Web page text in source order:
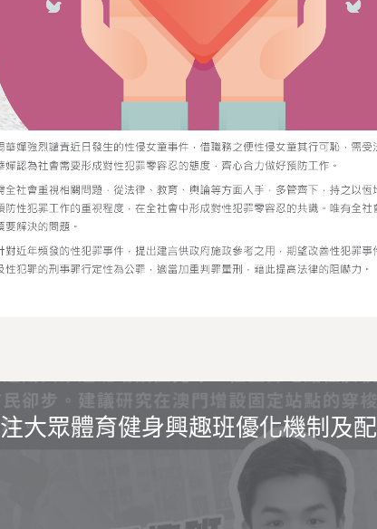
大眾體育健身興趣班優化機制及配